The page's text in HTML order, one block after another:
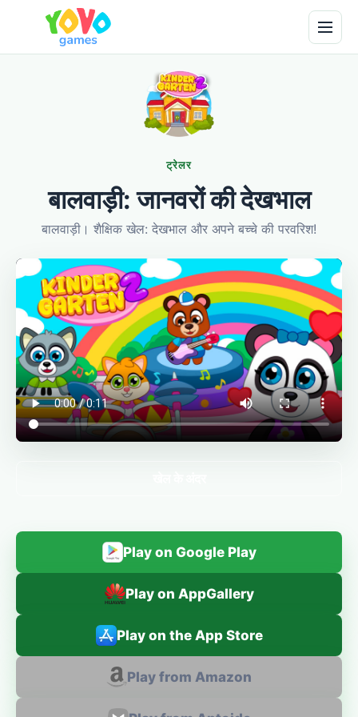
ट्रेलर
बालवाड़ी: जानवरों की देखभाल
बालवाड़ी। शैक्षिक खेल: देखभाल और अपने बच्चे की परवरिश!
Play on Google Play
Play on AppGallery
Play on the App Store
Play from Amazon